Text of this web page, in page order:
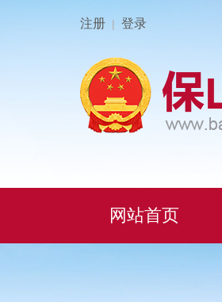
注册 | 登录
网站首页